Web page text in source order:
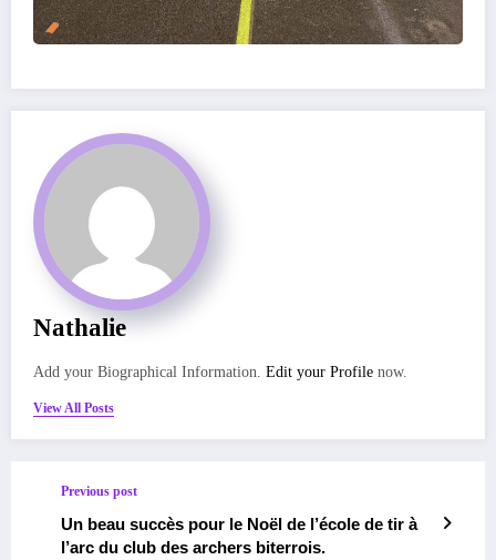
Nathalie
Add your Biographical Information. Edit your Profile now.
View All Posts
Previous post
Un beau succès pour le Noël de l’école de tir à
l’arc du club des archers biterrois.